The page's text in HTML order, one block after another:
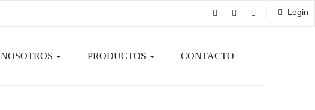
Login
NOSOTROS PRODUCTOS CONTACTO